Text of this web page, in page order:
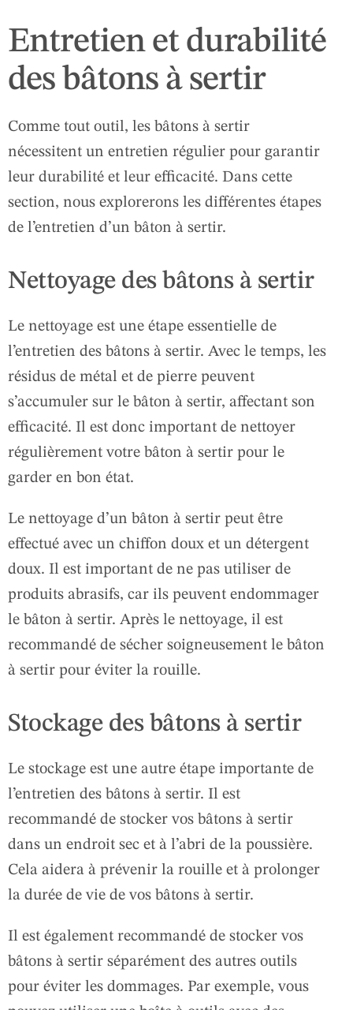
Entretien et durabilité
des bâtons à sertir
Comme tout outil, les bâtons à sertir
nécessitent un entretien régulier pour garantir
leur durabilité et leur efficacité. Dans cette
section, nous explorerons les différentes étapes
de l’entretien d’un bâton à sertir.
Nettoyage des bâtons à sertir
Le nettoyage est une étape essentielle de
l’entretien des bâtons à sertir. Avec le temps, les
résidus de métal et de pierre peuvent
s’accumuler sur le bâton à sertir, affectant son
efficacité. Il est donc important de nettoyer
régulièrement votre bâton à sertir pour le
garder en bon état.
Le nettoyage d’un bâton à sertir peut être
effectué avec un chiffon doux et un détergent
doux. Il est important de ne pas utiliser de
produits abrasifs, car ils peuvent endommager
le bâton à sertir. Après le nettoyage, il est
recommandé de sécher soigneusement le bâton
à sertir pour éviter la rouille.
Stockage des bâtons à sertir
Le stockage est une autre étape importante de
l’entretien des bâtons à sertir. Il est
recommandé de stocker vos bâtons à sertir
dans un endroit sec et à l’abri de la poussière.
Cela aidera à prévenir la rouille et à prolonger
la durée de vie de vos bâtons à sertir.
Il est également recommandé de stocker vos
bâtons à sertir séparément des autres outils
pour éviter les dommages. Par exemple, vous